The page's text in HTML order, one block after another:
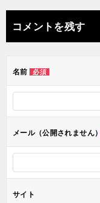
ナ
ビ
ー
ン
コメントを残す
名前 必須
メール（公開されません）
サイト